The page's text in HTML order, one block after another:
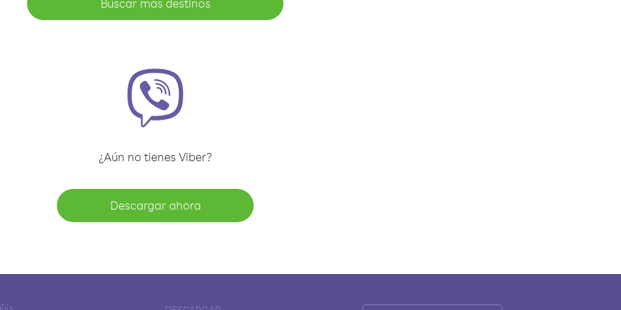
Buscar más destinos
¿Aún no tienes Viber?
Descargar ahora